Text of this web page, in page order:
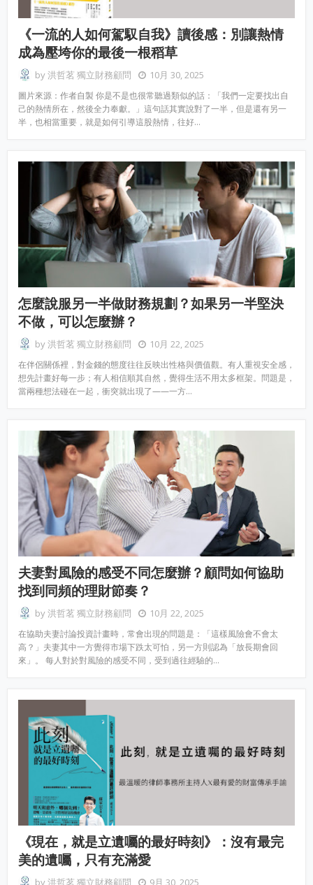
《一流的人如何駕馭自我》讀後感：別讓熱情
成為壓垮你的最後一根稻草
by洪哲茗 獨立財務顧問 10月 30, 2025
圖片來源：作者自製 你是不是也很常聽過類似的話：「我們一定要找出自
己的熱情所在，然後全力奉獻。」這句話其實說對了一半，但是還有另一
半，也相當重要，就是如何引導這股熱情，往好…
怎麼說服另一半做財務規劃？如果另一半堅決
不做，可以怎麼辦？
by洪哲茗 獨立財務顧問 10月 22, 2025
在伴侶關係裡，對金錢的態度往往反映出性格與價值觀。有人重視安全感，
想先計畫好每一步；有人相信順其自然，覺得生活不用太多框架。問題是，
當兩種想法碰在一起，衝突就出現了——一方…
夫妻對風險的感受不同怎麼辦？顧問如何協助
找到同頻的理財節奏？
by洪哲茗 獨立財務顧問 10月 22, 2025
在協助夫妻討論投資計畫時，常會出現的問題是：「這樣風險會不會太
高？」夫妻其中一方覺得市場下跌太可怕，另一方則認為「放長期會回
來」。 每人對於對風險的感受不同，受到過往經驗的…
《現在，就是立遺囑的最好時刻》：沒有最完
美的遺囑，只有充滿愛
by洪哲茗 獨立財務顧問 9月 30, 2025